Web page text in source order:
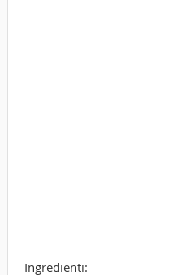
Ingredienti: